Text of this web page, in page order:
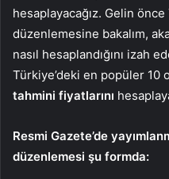
hesaplayacağız. Gelin
düzenlemesine bakalım,
nasıl hesaplandığını izah
Türkiye’deki en popüler 10
tahmini fiyatlarını
Resmi Gazete’de
düzenlemesi şu formda: